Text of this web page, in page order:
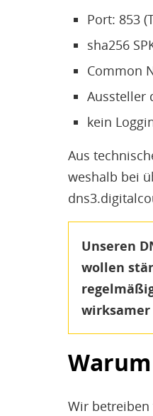
Port: 853
sha256
Common
Aussteller
kein
Aus
weshalb bei
Unseren
wollen
Wir betreiben